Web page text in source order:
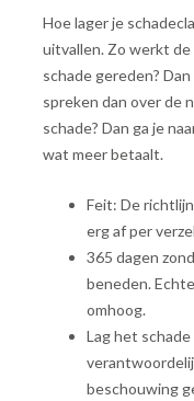
Hoe lager je
uitvallen. Zo werkt de
schade gereden?
spreken dan over de
schade? Dan ga je
wat meer betaalt.
Feit: De
erg af per
365 dagen
beneden.
omhoog.
Lag het
beschouwing